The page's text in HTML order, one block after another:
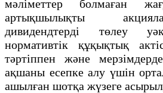
мәліметтер болмаған
артықшылықты
дивидендтерді төлеу
нормативтік құқықтық
тәртіппен және
ақшаны есепке алу үшін
ашылған шотқа жүзеге